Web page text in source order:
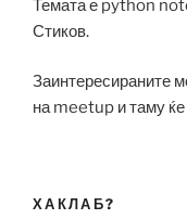
Темата е python
Стиков.
Заинтересираните
на meetup и таму ќе
ХАКЛАБ?